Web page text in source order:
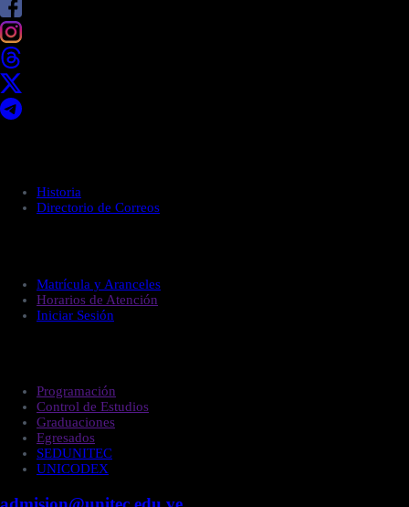
Historia
Directorio de Correos
Matrícula y Aranceles
Horarios de Atención
Iniciar Sesión
Programación
Control de Estudios
Graduaciones
Egresados
SEDUNITEC
UNICODEX